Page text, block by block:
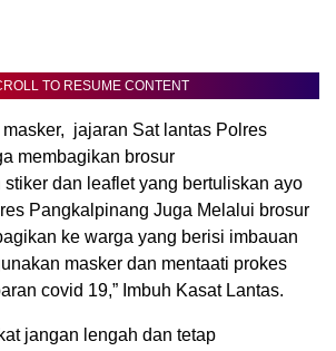
TO RESUME CONTENT
jajaran Sat lantas Polres
membagikan brosur
dan leaflet yang bertuliskan ayo
Pangkalpinang Juga Melalui brosur
ke warga yang berisi imbauan
masker dan mentaati prokes
covid 19,” Imbuh Kasat Lantas.
jangan lengah dan tetap